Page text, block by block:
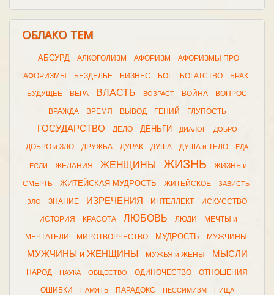
ОБЛАКО ТЕМ
АБСУРД АЛКОГОЛИЗМ АФОРИЗМ АФОРИЗМЫ ПРО
АФОРИЗМЫ БЕЗДЕЛЬЕ БИЗНЕС БОГ БОГАТСТВО БРАК
БУДУЩЕЕ ВЕРА ВЛАСТЬ ВОЗРАСТ ВОЙНА ВОПРОС
ВРАЖДА ВРЕМЯ ВЫВОД ГЕНИЙ ГЛУПОСТЬ
ГОСУДАРСТВО ДЕЛО ДЕНЬГИ ДИАЛОГ ДОБРО
ДОБРО и ЗЛО ДРУЖБА ДУРАК ДУША ДУША и ТЕЛО ЕДА
ЕСЛИ ЖЕЛАНИЯ ЖЕНЩИНЫ ЖИЗНЬ ЖИЗНЬ и
СМЕРТЬ ЖИТЕЙСКАЯ МУДРОСТЬ ЖИТЕЙСКОЕ ЗАВИСТЬ
ЗЛО ЗНАНИЕ ИЗРЕЧЕНИЯ ИНТЕЛЛЕКТ ИСКУССТВО
ИСТОРИЯ КРАСОТА ЛЮБОВЬ ЛЮДИ МЕЧТЫ и
МЕЧТАТЕЛИ МИРОТВОРЧЕСТВО МУДРОСТЬ МУЖЧИНЫ
МУЖЧИНЫ и ЖЕНЩИНЫ МУЖЬЯ и ЖЕНЫ МЫСЛИ
НАРОД НАУКА ОБЩЕСТВО ОДИНОЧЕСТВО ОТНОШЕНИЯ
ОШИБКИ ПАМЯТЬ ПАРАДОКС ПЕССИМИЗМ ПИЩА